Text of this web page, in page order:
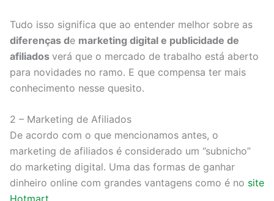
Tudo isso significa que ao entender melhor sobre as
diferenças de marketing digital e publicidade de
afiliados verá que o mercado de trabalho está aberto
para novidades no ramo. E que compensa ter mais
conhecimento nesse quesito.
2 – Marketing de Afiliados
De acordo com o que mencionamos antes, o
marketing de afiliados é considerado um ‘’subnicho’’
do marketing digital. Uma das formas de ganhar
dinheiro online com grandes vantagens como é no site